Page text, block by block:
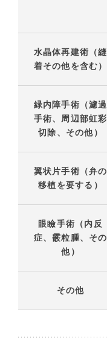
水晶体再建術（縫
着その他を含む）
緑内障手術（濾過
手術、周辺部虹彩
切除、その他）
翼状片手術（弁の
移植を要する）
眼瞼手術（内反
症、霰粒腫、その
他）
その他